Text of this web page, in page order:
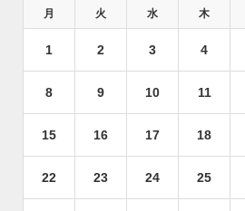
月 火 水 木
1 2 3 4
8 9 10 11
15 16 17 18
22 23 24 25